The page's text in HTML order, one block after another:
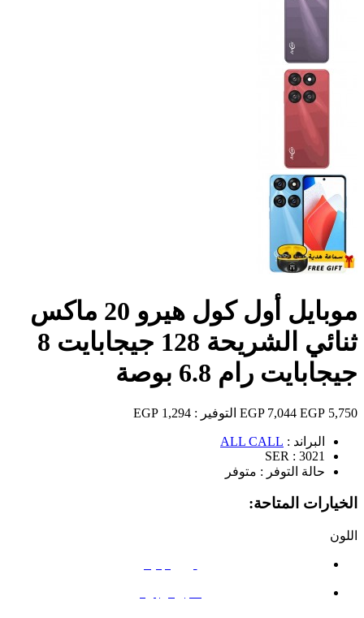
موبايل أول كول هيرو 20 ماكس
ثنائي الشريحة 128 جيجابايت 8
جيجابايت رام 6.8 بوصة
5,750 EGP
7,044 EGP التوفير : 1,294 EGP
البراند : ALL CALL
SER : 3021
حالة التوفر : متوفر
الخيارات المتاحة:
اللون